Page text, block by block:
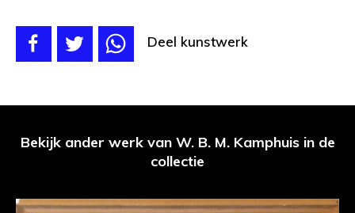
Deel kunstwerk
Bekijk ander werk van W. B. M. Kamphuis in de
collectie